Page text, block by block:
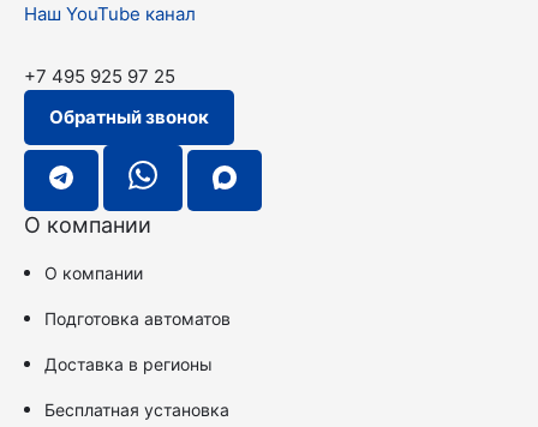
Наш YouTube канал
+7 495 925 97 25
Обратный звонок
О компании
О компании
Подготовка автоматов
Доставка в регионы
Бесплатная установка